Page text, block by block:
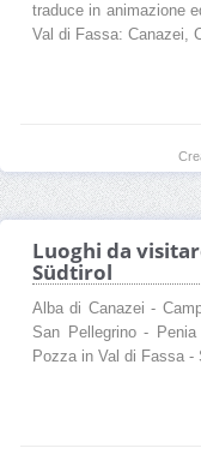
traduce in animazione
Val di Fassa: Canazei,
Luoghi da
Südtirol
Alba di Canazei -
San Pellegrino -
Pozza in Val di Fassa -